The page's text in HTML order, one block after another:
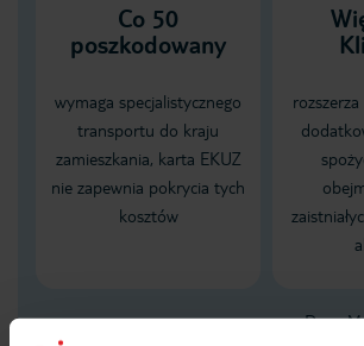
Co 50
poszkodowany
wymaga specjalistycznego
transportu do kraju
zamieszkania, karta EKUZ
nie zapewnia pokrycia tych
kosztów
Dane